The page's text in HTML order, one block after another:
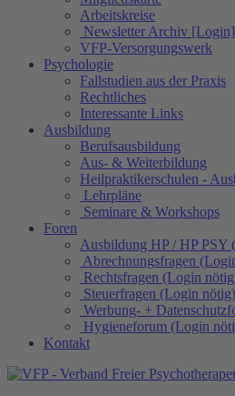
Arbeitskreise
Newsletter Archiv [Login]
VFP-Versorgungswerk
Psychologie
Fallstudien aus der Praxis
Rechtliches
Interessante Links
Ausbildung
Berufsausbildung
Aus- & Weiterbildung
Heilpraktikerschulen -
Lehrpläne
Seminare & Workshops
Foren
Ausbildung HP / HP PSY
Abrechnungsfragen
Rechtsfragen (Login
Steuerfragen (Login nötig)
Werbung- +
Hygieneforum (Login
Kontakt